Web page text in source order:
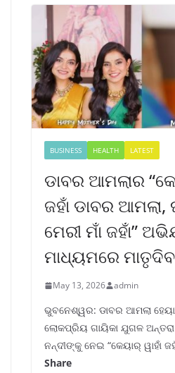
BUSINESS HEALTH LATEST
ଡାବର ଆମଲାର
ଜହାଁ ଡାବର ଆମଲା,
ମେରୀ ମାଁ ଜହାଁ”
ମାଧ୍ୟମରେ
May 13, 2026 admin
ଭୁବନେଶ୍ୱର: ଡାବର ଆମଲା
ଲୋକପ୍ରିୟ ଗାୟିକା ଯୁଗଳ ଅନ୍ତରା
ନନ୍ଦୀଙ୍କୁ ନେଇ “କେୟାର୍ ୱାହାଁ
Share